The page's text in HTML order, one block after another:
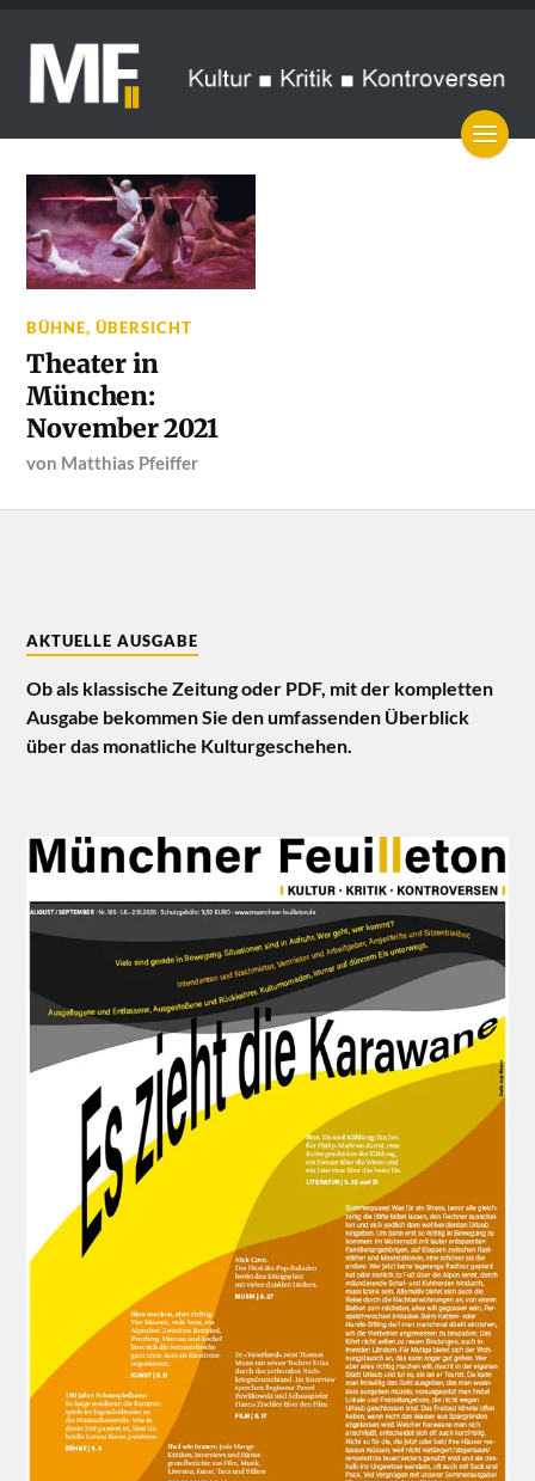
BÜHNE,ÜBERSICHT
Theater in
München:
November 2021
von Matthias Pfeiffer
AKTUELLE AUSGABE
Ob als klassische Zeitung oder PDF, mit der kompletten
Ausgabe bekommen Sie den umfassenden Überblick
über das monatliche Kulturgeschehen.